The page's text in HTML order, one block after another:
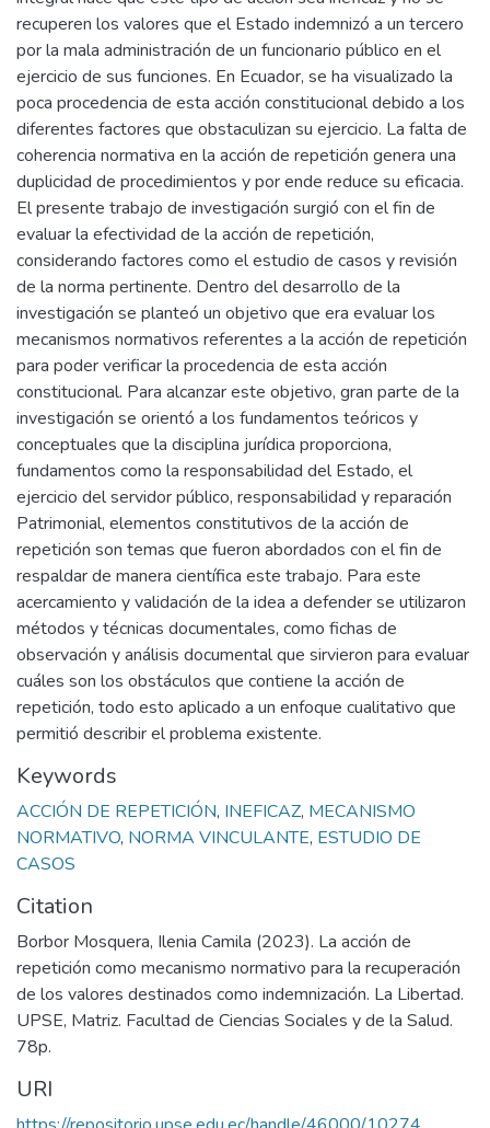
recuperen los valores que el Estado indemnizó a un tercero
por la mala administración de un funcionario público en el
ejercicio de sus funciones. En Ecuador, se ha visualizado la
poca procedencia de esta acción constitucional debido a los
diferentes factores que obstaculizan su ejercicio. La falta de
coherencia normativa en la acción de repetición genera una
duplicidad de procedimientos y por ende reduce su eficacia.
El presente trabajo de investigación surgió con el fin de
evaluar la efectividad de la acción de repetición,
considerando factores como el estudio de casos y revisión
de la norma pertinente. Dentro del desarrollo de la
investigación se planteó un objetivo que era evaluar los
mecanismos normativos referentes a la acción de repetición
para poder verificar la procedencia de esta acción
constitucional. Para alcanzar este objetivo, gran parte de la
investigación se orientó a los fundamentos teóricos y
conceptuales que la disciplina jurídica proporciona,
fundamentos como la responsabilidad del Estado, el
ejercicio del servidor público, responsabilidad y reparación
Patrimonial, elementos constitutivos de la acción de
repetición son temas que fueron abordados con el fin de
respaldar de manera científica este trabajo. Para este
acercamiento y validación de la idea a defender se utilizaron
métodos y técnicas documentales, como fichas de
observación y análisis documental que sirvieron para evaluar
cuáles son los obstáculos que contiene la acción de
repetición, todo esto aplicado a un enfoque cualitativo que
permitió describir el problema existente.
Keywords
ACCIÓN DE REPETICIÓN, INEFICAZ, MECANISMO
NORMATIVO, NORMA VINCULANTE, ESTUDIO DE
CASOS
Citation
Borbor Mosquera, Ilenia Camila (2023). La acción de
repetición como mecanismo normativo para la recuperación
de los valores destinados como indemnización. La Libertad.
UPSE, Matriz. Facultad de Ciencias Sociales y de la Salud.
78p.
URI